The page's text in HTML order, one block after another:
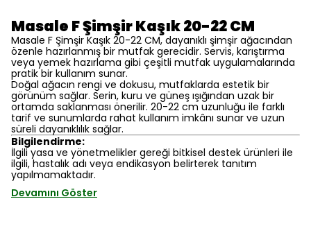
Masale F Şimşir Kaşık 20-22 CM
Masale F Şimşir Kaşık 20-22 CM, dayanıklı şimşir ağacından
özenle hazırlanmış bir mutfak gerecidir. Servis, karıştırma
veya yemek hazırlama gibi çeşitli mutfak uygulamalarında
pratik bir kullanım sunar.
Doğal ağacın rengi ve dokusu, mutfaklarda estetik bir
görünüm sağlar. Serin, kuru ve güneş ışığından uzak bir
ortamda saklanması önerilir. 20-22 cm uzunluğu ile farklı
tarif ve sunumlarda rahat kullanım imkânı sunar ve uzun
süreli dayanıklılık sağlar.
Bilgilendirme:
İlgili yasa ve yönetmelikler gereği bitkisel destek ürünleri ile
ilgili, hastalık adı veya endikasyon belirterek tanıtım
yapılmamaktadır.
Devamını Göster